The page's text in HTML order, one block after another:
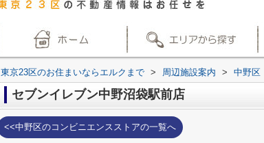
東京23区のお住まいならエルクまで > 周辺施設案内 > 中野区
セブンイレブン中野沼袋駅前店
<<中野区のコンビニエンスストアの一覧へ